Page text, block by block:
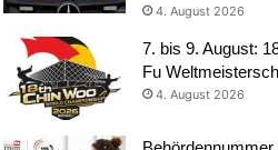
4. August 2026
7. bis 9. August:
Fu
4. August 2026